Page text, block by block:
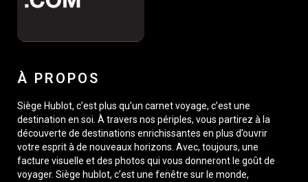
À PROPOS
Siège Hublot, c’est plus qu’un carnet voyage, c’est une
destination en soi. À travers nos périples, vous partirez à la
découverte de destinations enrichissantes en plus d’ouvrir
votre esprit à de nouveaux horizons. Avec, toujours, une
facture visuelle et des photos qui vous donneront le goût de
voyager. Siège hublot, c’est une fenêtre sur le monde,